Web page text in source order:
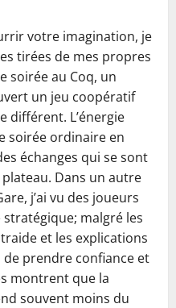
votre imagination, je
tirées de mes propres
soirée au Coq, un
un jeu coopératif
différent. L’énergie
soirée ordinaire en
échanges qui se sont
Dans un autre
j’ai vu des joueurs
stratégique; malgré les
et les explications
prendre confiance et
montrent que la
souvent moins du